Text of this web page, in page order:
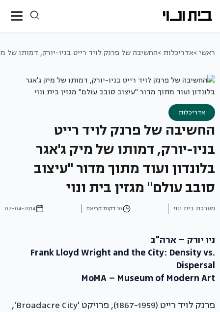
ראשי >אדריכלות >החשיבה של פרנק לויד רייט בניו-יורק, דמותו של
אדריכלות
החשיבה של פרנק לויד רייט
בניו-יורק, דמותו של מיק ג'אגר
בלונדון ועוד מתוך מדור "עיצוב
סובב עולם" מגזין בית ונוי
מערכת בית ונוי 10 דקות קריאה 07-04-2014
ניו יורק – ארה"ב
Frank Lloyd Wright and the City: Density vs.
Dispersal
MoMA – Museum of Modern Art
פרנק לויד רייט (1867-1959), פרויקט 'Broadacre City',